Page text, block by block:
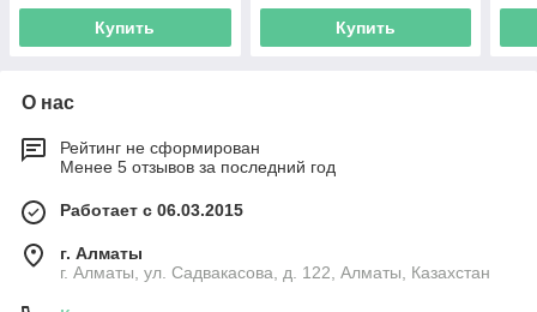
Купить Купить
О нас
Рейтинг не сформирован
Менее 5 отзывов за последний год
Работает с 06.03.2015
г. Алматы
г. Алматы, ул. Садвакасова, д. 122, Алматы, Казахстан